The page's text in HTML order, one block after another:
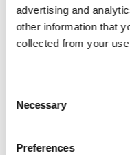
advertising and
other information that
collected from your
Selection
Necessary
Preferences